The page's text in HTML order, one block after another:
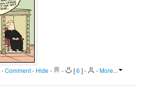
-Comment- Hide - - [6 ]- -More...